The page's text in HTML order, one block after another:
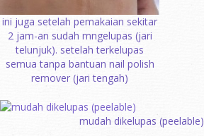
ini juga setelah pemakaian sekitar
2 jam-an sudah mngelupas (jari
telunjuk). setelah terkelupas
semua tanpa bantuan nail polish
remover (jari tengah)
mudah dikelupas (peelable)